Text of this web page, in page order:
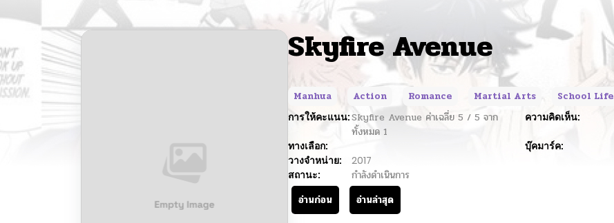
Skyfire Avenue
Manhua Action Romance Martial Arts School Life
การให้คะแนน:Skyfire Avenue ค่าเฉลี่ย 5 / 5 จาก
ทั้งหมด 1
ความคิดเห็น:
ทางเลือก:
บุ๊คมาร์ค:
วางจำหน่าย:
2017
สถานะ:
กำลังดำเนินการ
อ่านก่อน
อ่านล่าสุด